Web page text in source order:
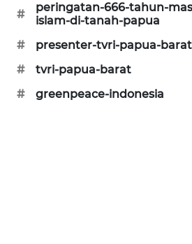
#
peringatan-666-tahun-
islam-di-tanah-papua
#
presenter-tvri-papua-barat
#
tvri-papua-barat
#
greenpeace-indonesia
NEWS
GARONGGANG
NEWS
FISUELRI